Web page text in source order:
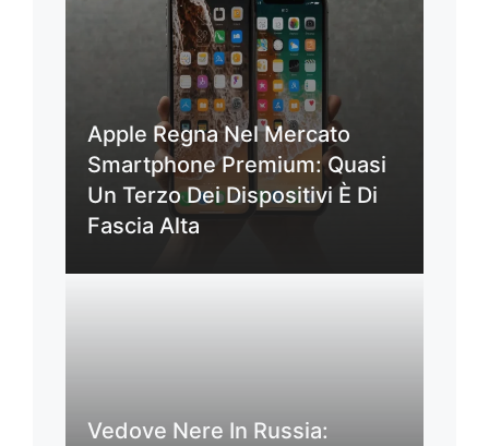
Apple Regna Nel Mercato
Smartphone Premium: Quasi
Un Terzo Dei Dispositivi È Di
Fascia Alta
Vedove Nere In Russia: